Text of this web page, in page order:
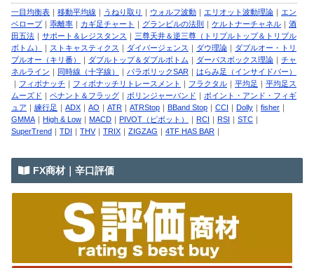
一目均衡表 ｜ 移動平均線 ｜ うねり取り ｜ ウォルフ波動 ｜ エリオット波動理論 ｜ エン
ベロープ｜ 乖離率 ｜ カギ足チャート ｜ グランビルの法則 ｜ ケルトナーチャネル ｜ 酒
田五法 ｜ サポート＆レジスタンス ｜ 三尊天井＆逆三尊（トリプルトップ＆トリプル
ボトム）
｜ ストキャスティクス ｜ ダイバージェンス ｜ ダウ理論 ｜ ダブルオー・トリ
プルオー（キリ番）
｜ ダブルトップ＆ダブルボトム ｜ ダーバスボックス理論 ｜ チャ
ネルライン ｜ 同時線（十字線） ｜ パラボリックSAR ｜ はらみ足（インサイドバー）
｜ フィボナッチ ｜ フィボナッチリトレースメント ｜ フラクタル ｜ 平均足 ｜ 平均足ス
ムーズド ｜ ペナント＆フラッグ ｜ ボリンジャーバンド ｜ ポイント・アンド・フィギ
ュア ｜ 練行足 ｜ ADX ｜ AO ｜ ATR ｜ ATRStop ｜ BBand Stop ｜ CCI ｜ Dolly ｜ fisher ｜
GMMA ｜ High & Low ｜ MACD ｜ PIVOT（ピボット） ｜ RCI ｜ RSI ｜ STC ｜
SuperTrend ｜ TDI ｜ THV｜ TRIX ｜ ZIGZAG ｜ 4TF HAS BAR ｜
FX商材｜辛口評価